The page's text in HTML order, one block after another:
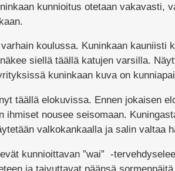
kunnioitus otetaan vakavasti,
koulussa. Kuninkaan kauniisti
siellä täällä katujen varsilla.
kuninkaan kuva on
täällä elokuvissa. Ennen jokaisen
ihmiset nousee seisomaan.
valkokankaalla ja salin valtaa
kunnioittavan ”wai” -